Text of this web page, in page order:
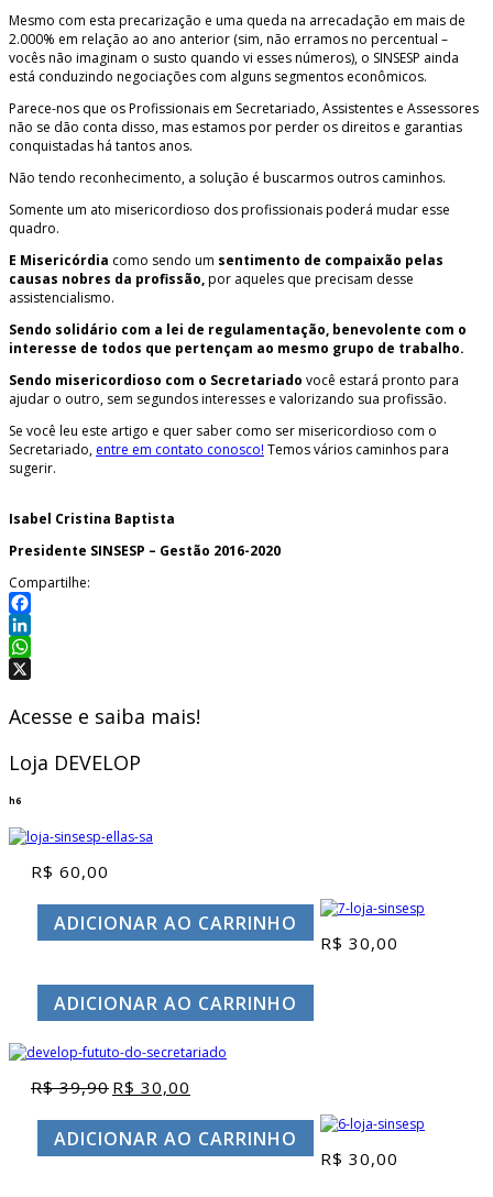
Mesmo com esta precarização e uma queda na arrecadação em mais de
2.000% em relação ao ano anterior (sim, não erramos no percentual –
vocês não imaginam o susto quando vi esses números), o SINSESP ainda
está conduzindo negociações com alguns segmentos econômicos.
Parece-nos que os Profissionais em Secretariado, Assistentes e Assessores
não se dão conta disso, mas estamos por perder os direitos e garantias
conquistadas há tantos anos.
Não tendo reconhecimento, a solução é buscarmos outros caminhos.
Somente um ato misericordioso dos profissionais poderá mudar esse
quadro.
E Misericórdia como sendo um sentimento de compaixão pelas
causas nobres da profissão,por aqueles que precisam desse
assistencialismo.
Sendo solidário com a lei de regulamentação, benevolente com o
interesse de todos que pertençam ao mesmo grupo de trabalho.
Sendo misericordioso com o Secretariado você estará pronto para
ajudar o outro, sem segundos interesses e valorizando sua profissão.
Se você leu este artigo e quer saber como ser misericordioso com o
Secretariado, entre em contato conosco! Temos vários caminhos para
sugerir.
Isabel Cristina Baptista
Presidente SINSESP – Gestão 2016-2020
Compartilhe:
Facebook
LinkedIn
WhatsApp
Acesse e saiba mais!
Loja DEVELOP
h6
R$ 60,00
ADICIONAR AO CARRINHO
R$ 30,00
ADICIONAR AO CARRINHO
R$39,90 O
original
era:
R$ 39,90.
R$ 30,00
atual
é:
R$ 30,00.
ADICIONAR AO CARRINHO
R$ 30,00